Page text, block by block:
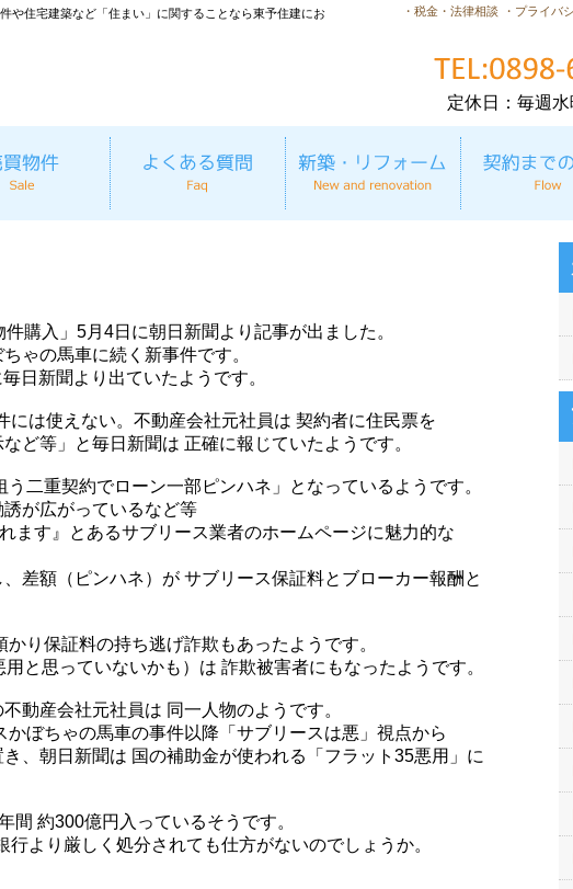
や住宅建築など「住まい」に関することなら東予住建にお
・税金・法律相談 ・プライバ
定休日：毎週
購入」5月4日に朝日新聞より記事が出ました。
ゃの馬車に続く新事件です。
日新聞より出ていたようです。
には使えない。不動産会社元社員は 契約者に住民票を
ど等」と毎日新聞は 正確に報じていたようです。
二重契約でローン一部ピンハネ」となっているようです。
が広がっているなど等
ます』とあるサブリース業者のホームページに魅力的な
差額（ピンハネ）が サブリース保証料とブローカー報酬と
り保証料の持ち逃げ詐欺もあったようです。
と思っていないかも）は 詐欺被害者にもなったようです。
動産会社元社員は 同一人物のようです。
かぼちゃの馬車の事件以降「サブリースは悪」視点から
、朝日新聞は 国の補助金が使われる「フラット35悪用」に
間 約300億円入っているそうです。
より厳しく処分されても仕方がないのでしょうか。